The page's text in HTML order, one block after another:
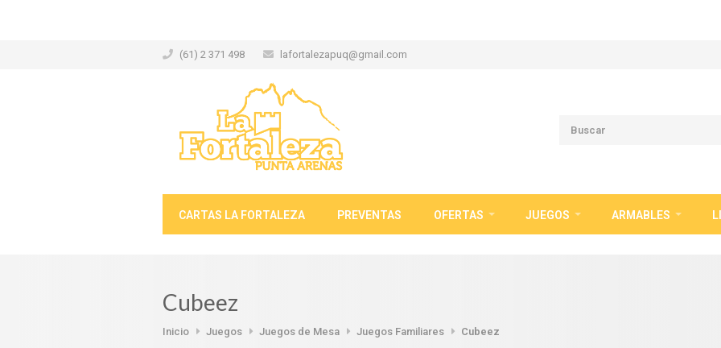
(61) 2 371 498 lafortalezapuq@gmail.com
CARTAS LA FORTALEZA PREVENTAS OFERTAS JUEGOS ARMABLES
Cubeez
Inicio Juegos Juegos de Mesa Juegos Familiares Cubeez